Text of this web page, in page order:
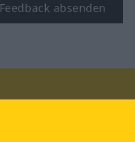
Feedback absenden